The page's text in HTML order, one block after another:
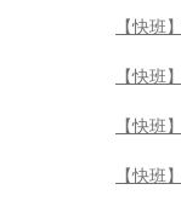
【快班
【快班
【快班
【快班